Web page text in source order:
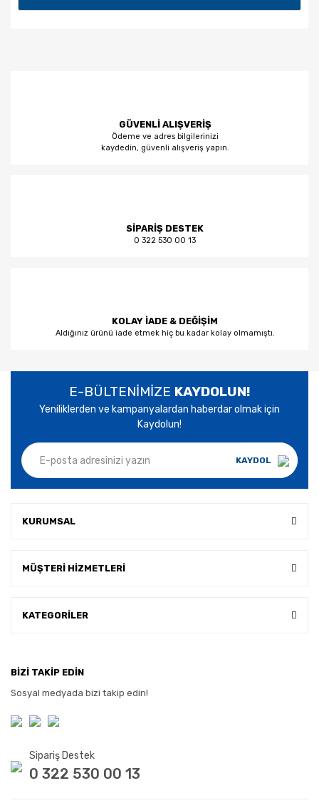
GÜVENLİ ALIŞVERİŞ
Ödeme ve adres bilgilerinizi
kaydedin, güvenli alışveriş yapın.
SİPARİŞ DESTEK
0 322 530 00 13
KOLAY İADE & DEĞİŞİM
Aldığınız ürünü iade etmek hiç bu kadar kolay olmamıştı.
E-BÜLTENİMİZE KAYDOLUN!
Yeniliklerden ve kampanyalardan haberdar olmak için
Kaydolun!
KAYDOL
KURUMSAL
MÜŞTERİ HİZMETLERİ
KATEGORİLER
BİZİ TAKİP EDİN
Sosyal medyada bizi takip edin!
Sipariş Destek
0 322 530 00 13